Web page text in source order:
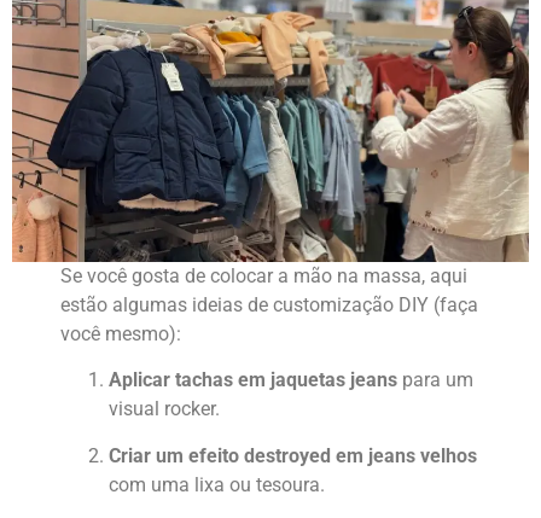
Se você gosta de colocar a mão na massa, aqui
estão algumas ideias de customização DIY (faça
você mesmo):
Aplicar tachas em jaquetas jeans para um
visual rocker.
Criar um efeito destroyed em jeans velhos
com uma lixa ou tesoura.